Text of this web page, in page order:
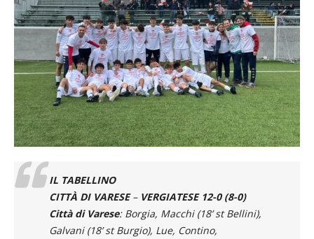
IL TABELLINO
CITTÀ DI VARESE– VERGIATESE 12-0 (8-0)
Città di Varese: Borgia, Macchi (18’ st Bellini),
Galvani (18’ st Burgio), Lue, Contino,